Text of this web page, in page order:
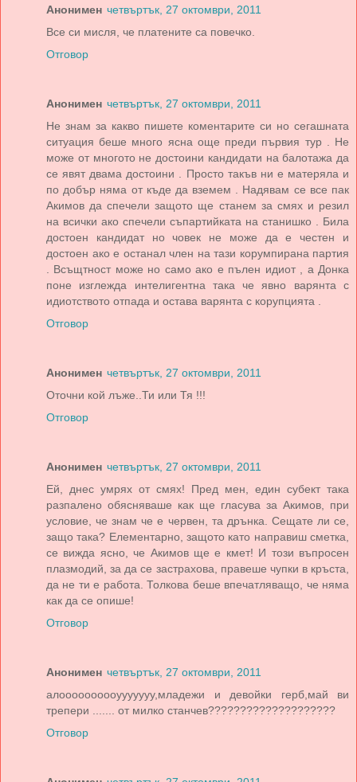
Анонимен четвъртък, 27 октомври, 2011
Все си мисля, че платените са повечко.
Отговор
Анонимен четвъртък, 27 октомври, 2011
Не знам за какво пишете коментарите си но сегашната
ситуация беше много ясна още преди първия тур . Не
може от многото не достоини кандидати на балотажа да
се явят двама достоини . Просто такъв ни е матеряла и
по добър няма от къде да вземем . Надявам се все пак
Акимов да спечели защото ще станем за смях и резил
на всички ако спечели съпартийката на станишко . Била
достоен кандидат но човек не може да е честен и
достоен ако е останал член на тази корумпирана партия
. Всъщтност може но само ако е пълен идиот , а Донка
поне изглежда интелигентна така че явно варянта с
идиотството отпада и остава варянта с корупцията .
Отговор
Анонимен четвъртък, 27 октомври, 2011
Оточни кой лъже..Ти или Тя !!!
Отговор
Анонимен четвъртък, 27 октомври, 2011
Ей, днес умрях от смях! Пред мен, един субект така
разпалено обясняваше как ще гласува за Акимов, при
условие, че знам че е червен, та дрънка. Сещате ли се,
защо така? Елементарно, защото като направиш сметка,
се вижда ясно, че Акимов ще е кмет! И този въпросен
плазмодий, за да се застрахова, правеше чупки в кръста,
да не ти е работа. Толкова беше впечатляващо, че няма
как да се опише!
Отговор
Анонимен четвъртък, 27 октомври, 2011
алоооооооооууууууу,младежи и девойки герб,май ви
трепери ....... от милко станчев????????????????????
Отговор